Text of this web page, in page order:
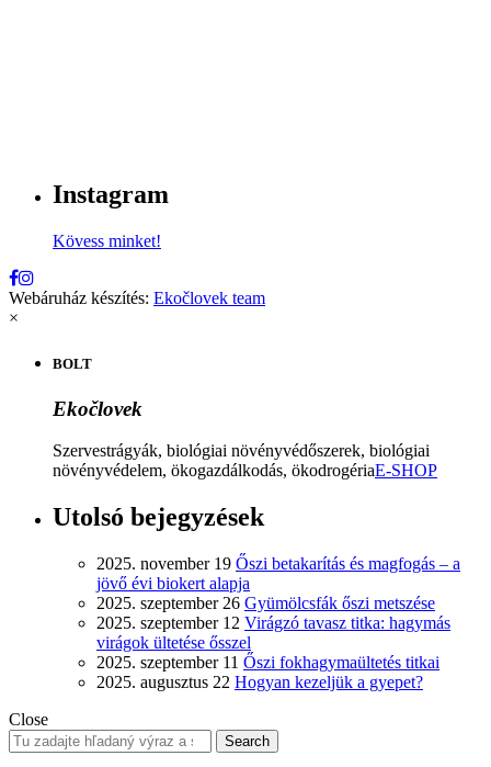
Instagram
Kövess minket!
Webáruház készítés: Ekočlovek team
×
BOLT
Ekočlovek
Szervestrágyák, biológiai növényvédőszerek, biológiai
növényvédelem, ökogazdálkodás, ökodrogériaE-SHOP
Utolsó bejegyzések
2025. november 19 Őszi betakarítás és magfogás – a
jövő évi biokert alapja
2025. szeptember 26 Gyümölcsfák őszi metszése
2025. szeptember 12 Virágzó tavasz titka: hagymás
virágok ültetése ősszel
2025. szeptember 11 Őszi fokhagymaültetés titkai
2025. augusztus 22 Hogyan kezeljük a gyepet?
Close